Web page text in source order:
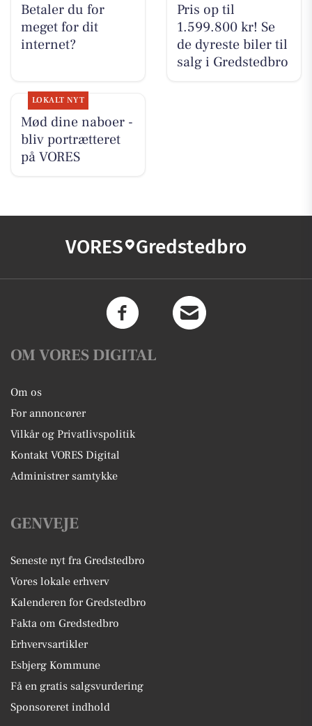
Betaler du for
meget for dit
internet?
Pris op til
1.599.800 kr! Se
de dyreste biler til
salg i Gredstedbro
LOKALT NYT
Mød dine naboer -
bliv portrætteret
på VORES
VORES Gredstedbro
OM VORES DIGITAL
Om os
For annoncører
Vilkår og Privatlivspolitik
Kontakt VORES Digital
Administrer samtykke
GENVEJE
Seneste nyt fra Gredstedbro
Vores lokale erhverv
Kalenderen for Gredstedbro
Fakta om Gredstedbro
Erhvervsartikler
Esbjerg Kommune
Få en gratis salgsvurdering
Sponsoreret indhold